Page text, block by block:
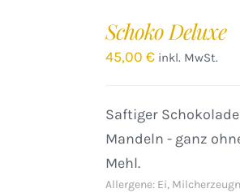
Schoko Deluxe
45,00€ inkl. MwSt.
Saftiger
Mandeln - ganz
Mehl.
Allergene: Ei,